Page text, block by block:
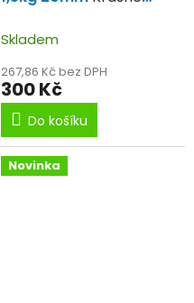
Skladem
267,86 Kč bez DPH
300 Kč
Do košíku
Novinka